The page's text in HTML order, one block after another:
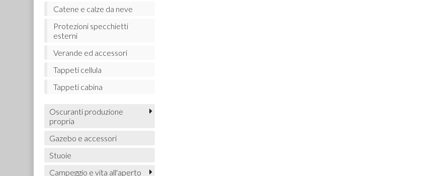
Catene e calze da neve
Protezioni specchietti
esterni
Verande ed accessori
Tappeti cellula
Tappeti cabina
Oscuranti produzione
propria
Gazebo e accessori
Stuoie
Campeggio e vita all'aperto